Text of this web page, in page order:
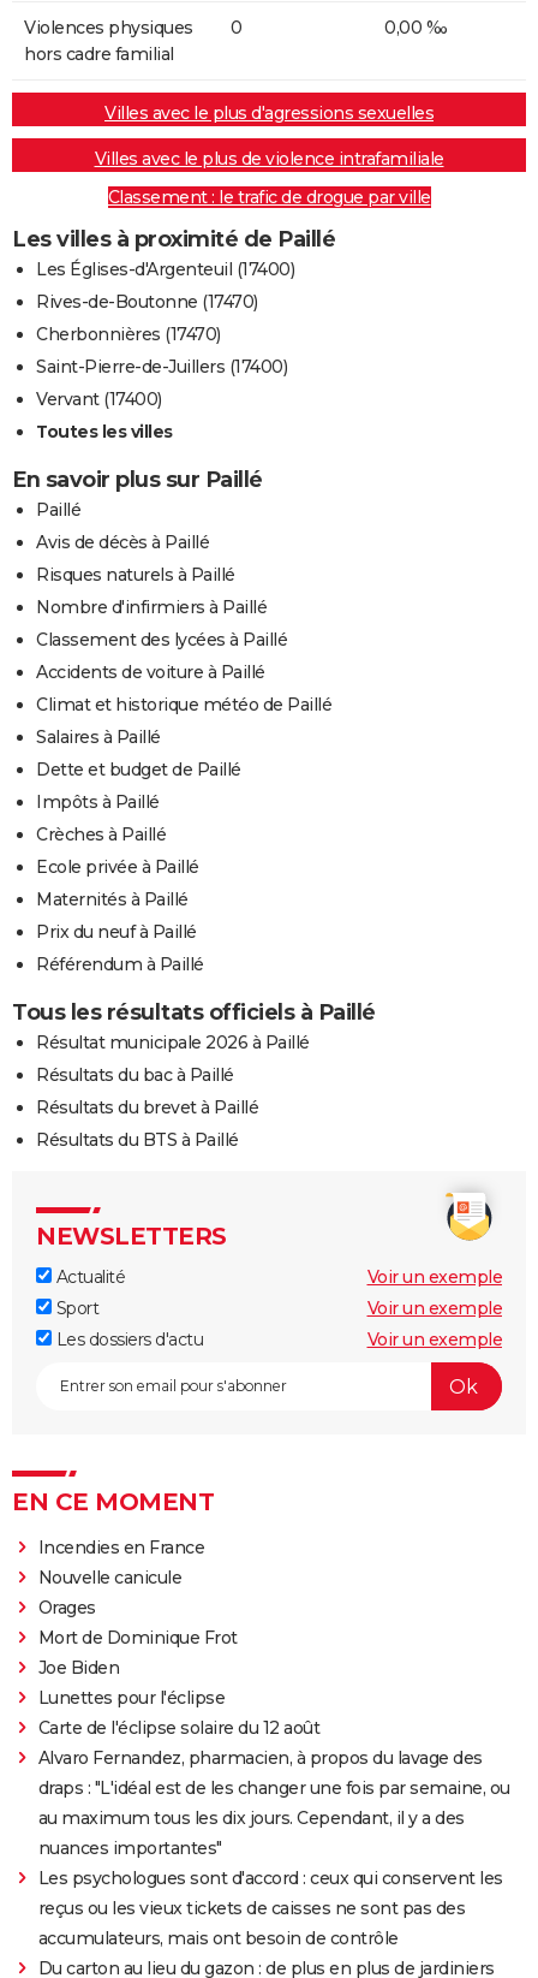
Violences physiques
hors cadre familial
0 0,00 ‰
Villes avec le plus d'agressions sexuelles
Villes avec le plus de violence intrafamiliale
Classement : le trafic de drogue par ville
Les villes à proximité de Paillé
Les Églises-d'Argenteuil (17400)
Rives-de-Boutonne (17470)
Cherbonnières (17470)
Saint-Pierre-de-Juillers (17400)
Vervant (17400)
Toutes les villes
En savoir plus sur Paillé
Paillé
Avis de décès à Paillé
Risques naturels à Paillé
Nombre d'infirmiers à Paillé
Classement des lycées à Paillé
Accidents de voiture à Paillé
Climat et historique météo de Paillé
Salaires à Paillé
Dette et budget de Paillé
Impôts à Paillé
Crèches à Paillé
Ecole privée à Paillé
Maternités à Paillé
Prix du neuf à Paillé
Référendum à Paillé
Tous les résultats officiels à Paillé
Résultat municipale 2026 à Paillé
Résultats du bac à Paillé
Résultats du brevet à Paillé
Résultats du BTS à Paillé
NEWSLETTERS
Actualité
Voir un exemple
Sport
Voir un exemple
Les dossiers d'actu
Voir un exemple
EN CE MOMENT
Incendies en France
Nouvelle canicule
Orages
Mort de Dominique Frot
Joe Biden
Lunettes pour l'éclipse
Carte de l'éclipse solaire du 12 août
Alvaro Fernandez, pharmacien, à propos du lavage des
draps : "L'idéal est de les changer une fois par semaine, ou
au maximum tous les dix jours. Cependant, il y a des
nuances importantes"
Les psychologues sont d'accord : ceux qui conservent les
reçus ou les vieux tickets de caisses ne sont pas des
accumulateurs, mais ont besoin de contrôle
Du carton au lieu du gazon : de plus en plus de jardiniers